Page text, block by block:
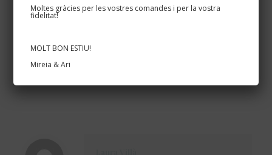
Si tu també vols un rètol artesanal de ferro que doni nom a la
escriu-nos anicknom@nicknom.com
Moltes gràcies per les vostres comandes i per la vostra
fidelitat!
MOLT BON ESTIU!
Mireia & Ari